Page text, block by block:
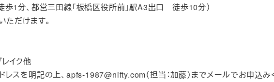
都営三田線「板橋区役所前」駅A3出口 徒歩10分）
だけます。
ブレイク他
を明記の上、apfs-1987@nifty.com（担当：加藤）までメールでお申込み